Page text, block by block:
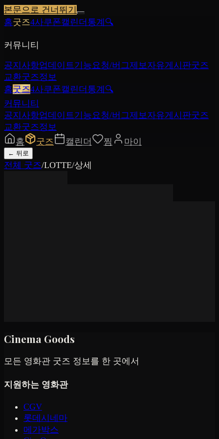
본문으로 건너뛰기
홈굿즈4사쿠폰캘린더 통계 🔍
커뮤니티
공지사항업데이트기능요청/버그제보자유게시판굿즈
교환굿즈정보
홈굿즈4사쿠폰캘린더 통계 🔍
커뮤니티
공지사항업데이트기능요청/버그제보자유게시판굿즈
교환굿즈정보
홈
굿즈 캘린더 찜 마이
← 뒤로
전체 굿즈/LOTTE/상세
Cinema Goods
모든 영화관 굿즈 정보를 한 곳에서
지원하는 영화관
CGV
롯데시네마
메가박스